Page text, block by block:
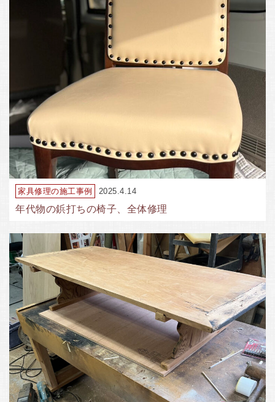
家具修理の施工事例 2025.4.14
年代物の鋲打ちの椅子、全体修理